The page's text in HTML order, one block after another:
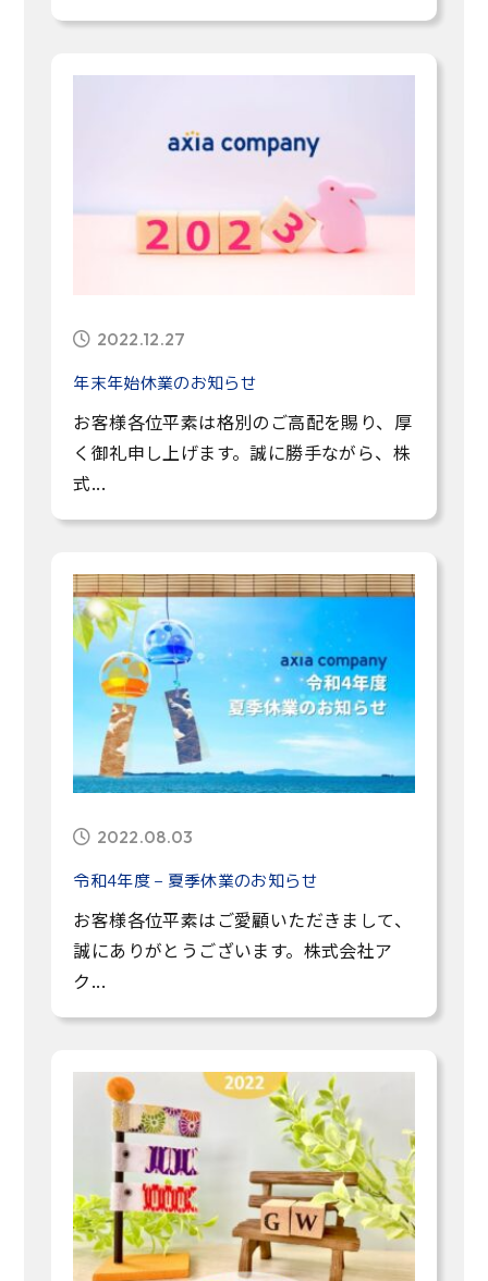
2022.12.27
年末年始休業のお知らせ
お客様各位平素は格別のご高配を賜り、厚
く御礼申し上げます。誠に勝手ながら、株
式...
2022.08.03
令和4年度 – 夏季休業のお知らせ
お客様各位平素はご愛顧いただきまして、
誠にありがとうございます。株式会社ア
ク...